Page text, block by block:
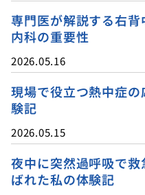
専門医が解説する右背
内科の重要性
2026.05.16
現場で役立つ熱中症
験記
2026.05.15
夜中に突然過呼吸で
ばれた私の体験記